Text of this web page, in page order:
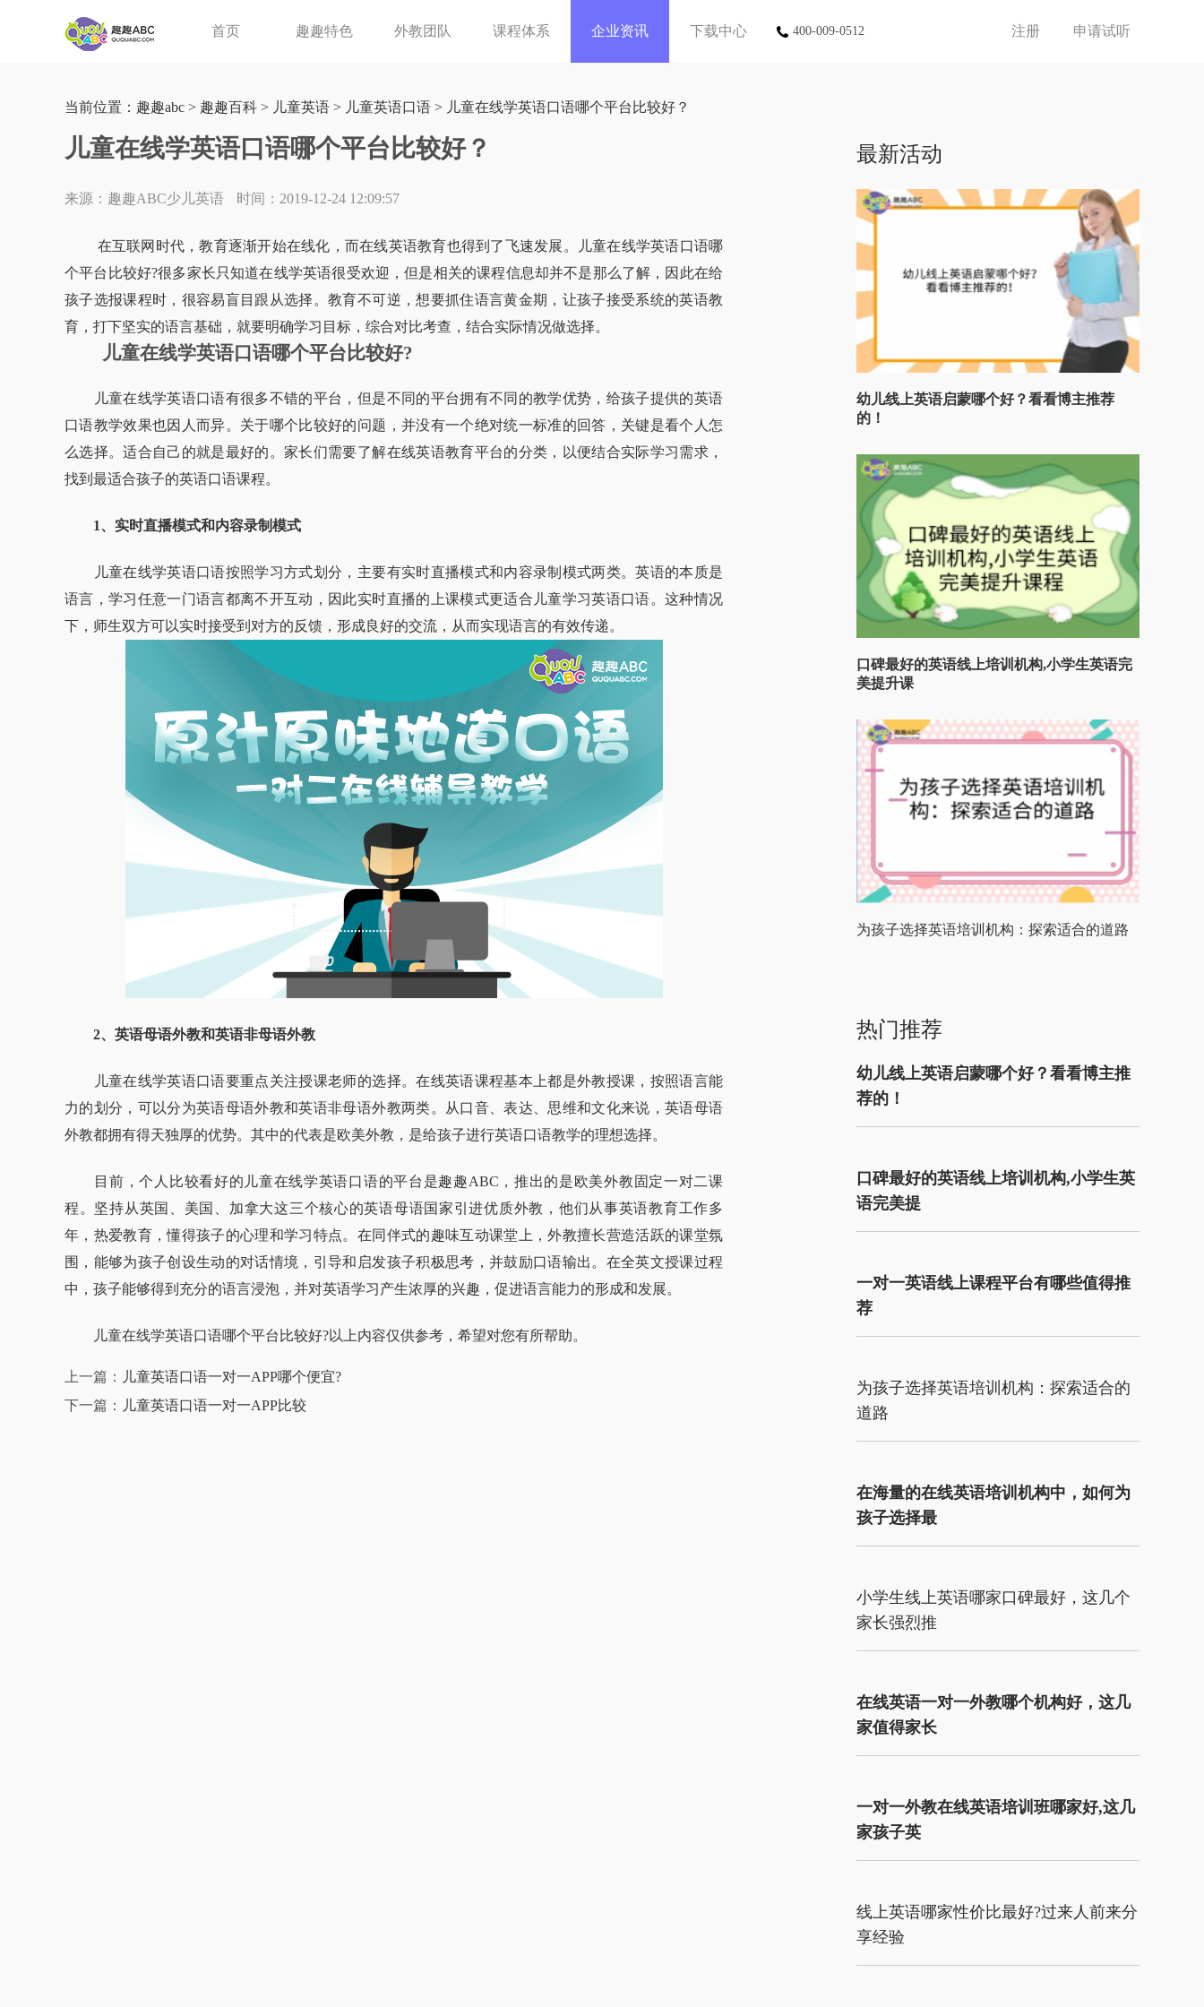
首页 趣趣特色 外教团队 课程体系 企业资讯 下载中心 400-009-0512 注册 申请试听
当前位置： 趣趣abc > 趣趣百科 > 儿童英语 > 儿童英语口语 > 儿童在线学英语口语哪个平台比较好？
儿童在线学英语口语哪个平台比较好？
来源：趣趣ABC少儿英语 时间：2019-12-24 12:09:57
在互联网时代，教育逐渐开始在线化，而在线英语教育也得到了飞速发展。儿童在线学英语口语哪
个平台比较好?很多家长只知道在线学英语很受欢迎，但是相关的课程信息却并不是那么了解，因此在给
孩子选报课程时，很容易盲目跟从选择。教育不可逆，想要抓住语言黄金期，让孩子接受系统的英语教
育，打下坚实的语言基础，就要明确学习目标，综合对比考查，结合实际情况做选择。
儿童在线学英语口语哪个平台比较好?
儿童在线学英语口语有很多不错的平台，但是不同的平台拥有不同的教学优势，给孩子提供的英语
口语教学效果也因人而异。关于哪个比较好的问题，并没有一个绝对统一标准的回答，关键是看个人怎
么选择。适合自己的就是最好的。家长们需要了解在线英语教育平台的分类，以便结合实际学习需求，
找到最适合孩子的英语口语课程。
1、实时直播模式和内容录制模式
儿童在线学英语口语按照学习方式划分，主要有实时直播模式和内容录制模式两类。英语的本质是
语言，学习任意一门语言都离不开互动，因此实时直播的上课模式更适合儿童学习英语口语。这种情况
下，师生双方可以实时接受到对方的反馈，形成良好的交流，从而实现语言的有效传递。
2、英语母语外教和英语非母语外教
儿童在线学英语口语要重点关注授课老师的选择。在线英语课程基本上都是外教授课，按照语言能
力的划分，可以分为英语母语外教和英语非母语外教两类。从口音、表达、思维和文化来说，英语母语
外教都拥有得天独厚的优势。其中的代表是欧美外教，是给孩子进行英语口语教学的理想选择。
目前，个人比较看好的儿童在线学英语口语的平台是趣趣ABC，推出的是欧美外教固定一对二课
程。坚持从英国、美国、加拿大这三个核心的英语母语国家引进优质外教，他们从事英语教育工作多
年，热爱教育，懂得孩子的心理和学习特点。在同伴式的趣味互动课堂上，外教擅长营造活跃的课堂氛
围，能够为孩子创设生动的对话情境，引导和启发孩子积极思考，并鼓励口语输出。在全英文授课过程
中，孩子能够得到充分的语言浸泡，并对英语学习产生浓厚的兴趣，促进语言能力的形成和发展。
儿童在线学英语口语哪个平台比较好?以上内容仅供参考，希望对您有所帮助。
上一篇：
儿童英语口语一对一APP哪个便宜?
下一篇：
儿童英语口语一对一APP比较
最新活动
幼儿线上英语启蒙哪个好？看看博主推荐
的！
口碑最好的英语线上培训机构,小学生英语完
美提升课
为孩子选择英语培训机构：探索适合的道路
热门推荐
幼儿线上英语启蒙哪个好？看看博主推
荐的！
口碑最好的英语线上培训机构,小学生英
语完美提
一对一英语线上课程平台有哪些值得推
荐
为孩子选择英语培训机构：探索适合的
道路
在海量的在线英语培训机构中，如何为
孩子选择最
小学生线上英语哪家口碑最好，这几个
家长强烈推
在线英语一对一外教哪个机构好，这几
家值得家长
一对一外教在线英语培训班哪家好,这几
家孩子英
线上英语哪家性价比最好?过来人前来分
享经验